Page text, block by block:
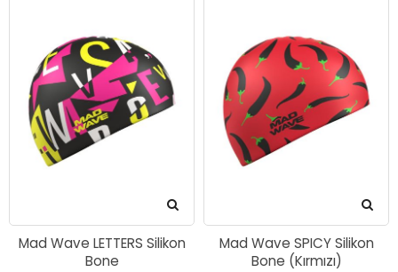
Mad Wave LETTERS Silikon
Bone
Mad Wave SPICY Silikon
Bone (Kırmızı)